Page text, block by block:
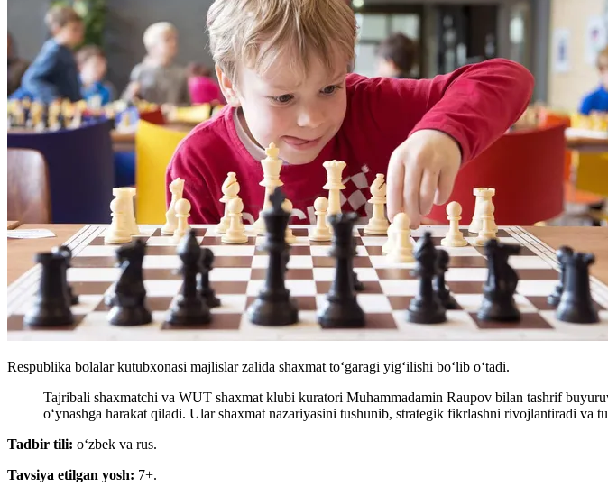
Respublika bolalar kutubxonasi majlislar zalida shaxmat to‘garagi yig‘ilishi bo‘lib o‘tadi.
Tajribali shaxmatchi va WUT shaxmat klubi kuratori Muhammadamin Raupov bilan tashrif
oʻynashga harakat qiladi. Ular shaxmat nazariyasini tushunib, strategik fikrlashni rivojlantiradi va
Tadbir tili: oʻzbek va rus.
Tavsiya etilgan yosh: 7+.